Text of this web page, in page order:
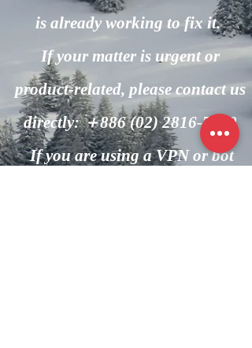
is already working to fix it.
If your matter is urgent or
product-related, please contact us
directly: ＋886(02) 2816-7600
If you are using a VPN or bot